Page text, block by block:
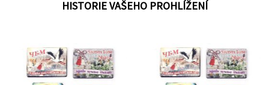
HISTORIE VAŠEHO PROHLÍŽENÍ